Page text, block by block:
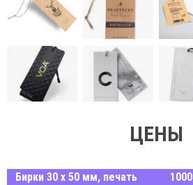
ЦЕНЫ
Бирки 30 х 50 мм, печать
1000